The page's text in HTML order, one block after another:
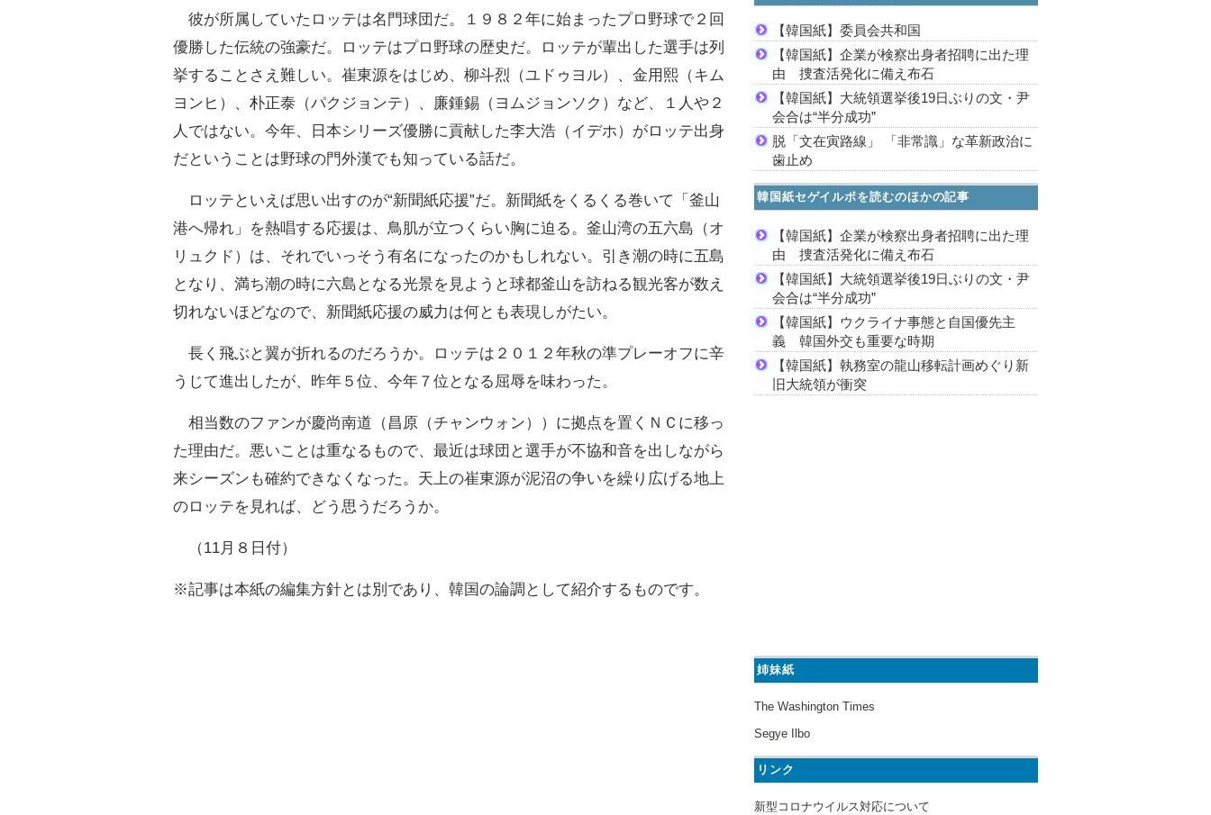
彼が所属していたロッテは名門球団だ。１９８２年に始まったプロ野球で２回
優勝した伝統の強豪だ。ロッテはプロ野球の歴史だ。ロッテが輩出した選手は列
挙することさえ難しい。崔東源をはじめ、柳斗烈（ユドゥヨル）、金用熙（キム
ヨンヒ）、朴正泰（パクジョンテ）、廉鍾錫（ヨムジョンソク）など、１人や２
人ではない。今年、日本シリーズ優勝に貢献した李大浩（イデホ）がロッテ出身
だということは野球の門外漢でも知っている話だ。
ロッテといえば思い出すのが“新聞紙応援”だ。新聞紙をくるくる巻いて「釜山
港へ帰れ」を熱唱する応援は、鳥肌が立つくらい胸に迫る。釜山湾の五六島（オ
リュクド）は、それでいっそう有名になったのかもしれない。引き潮の時に五島
となり、満ち潮の時に六島となる光景を見ようと球都釜山を訪ねる観光客が数え
切れないほどなので、新聞紙応援の威力は何とも表現しがたい。
長く飛ぶと翼が折れるのだろうか。ロッテは２０１２年秋の準プレーオフに辛
うじて進出したが、昨年５位、今年７位となる屈辱を味わった。
相当数のファンが慶尚南道（昌原（チャンウォン））に拠点を置くＮＣに移っ
た理由だ。悪いことは重なるもので、最近は球団と選手が不協和音を出しながら
来シーズンも確約できなくなった。天上の崔東源が泥沼の争いを繰り広げる地上
のロッテを見れば、どう思うだろうか。
（11月８日付）
※記事は本紙の編集方針とは別であり、韓国の論調として紹介するものです。
【韓国紙】委員会共和国
【韓国紙】企業が検察出身者招聘に出た理
由 捜査活発化に備え布石
【韓国紙】大統領選挙後19日ぶりの文・尹
会合は“半分成功”
脱「文在寅路線」 「非常識」な革新政治に
歯止め
韓国紙セゲイルボを読むのほかの記事
【韓国紙】企業が検察出身者招聘に出た理
由 捜査活発化に備え布石
【韓国紙】大統領選挙後19日ぶりの文・尹
会合は“半分成功”
【韓国紙】ウクライナ事態と自国優先主
義 韓国外交も重要な時期
【韓国紙】執務室の龍山移転計画めぐり新
旧大統領が衝突
姉妹紙
The Washington Times
Segye Ilbo
リンク
新型コロナウイルス対応について